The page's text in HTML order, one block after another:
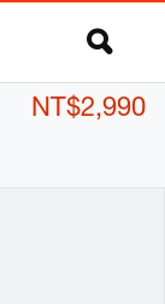
NT$2,990